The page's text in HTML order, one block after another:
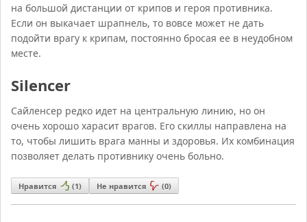
на большой дистанции от крипов и героя противника.
Если он выкачает шрапнель, то вовсе может не дать
подойти врагу к крипам, постоянно бросая ее в неудобном
месте.
Silencer
Сайленсер редко идет на центральную линию, но он
очень хорошо харасит врагов. Его скиллы направлена на
то, чтобы лишить врага манны и здоровья. Их комбинация
позволяет делать противнику очень больно.
Нравится (1) Не нравится (0)